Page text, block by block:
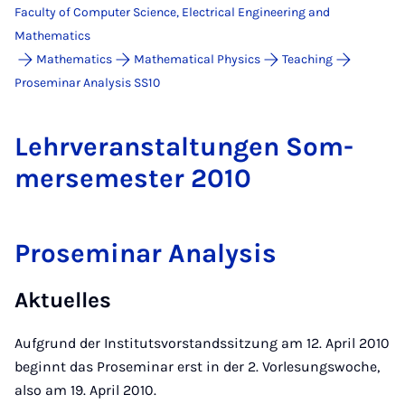
Faculty of Computer Science, Electrical Engineering and
Mathematics
Mathematics
Mathematical Physics
Teaching
Proseminar Analysis SS10
Lehrver­an­stal­tun­gen Som­
mersemester 2010
Proseminar Analysis
Aktuelles
Aufgrund der Institutsvorstandssitzung am 12. April 2010
beginnt das Proseminar erst in der 2. Vorlesungswoche,
also am 19. April 2010.